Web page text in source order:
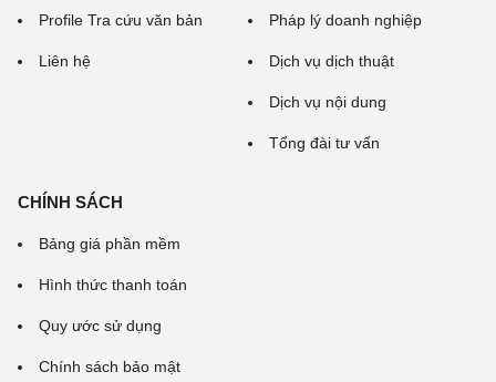
Profile Tra cứu văn bản
Liên hệ
Pháp lý doanh nghiệp
Dịch vụ dịch thuật
Dịch vụ nội dung
Tổng đài tư vấn
CHÍNH SÁCH
Bảng giá phần mềm
Hình thức thanh toán
Quy ước sử dụng
Chính sách bảo mật